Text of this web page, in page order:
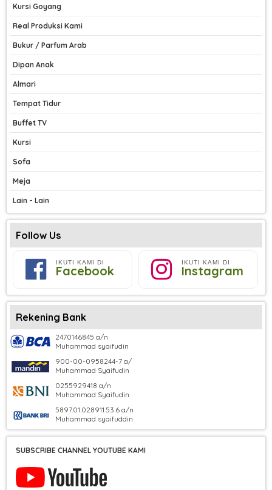
Kursi Goyang
Real Produksi Kami
Bukur / Parfum Arab
Dipan Anak
Almari
Tempat Tidur
Buffet TV
Kursi
Sofa
Meja
Lain - Lain
Follow Us
IKUTI KAMI DI
Facebook
IKUTI KAMI DI
Instagram
Rekening Bank
2470146845 a/n
Muhammad syaifudin
900-00-0958244-7 a/
Muhammad Syaifudin
0255929418 a/n
Muhammad Syaifudin
5897.01.028911.53.6 a/n
Muhammad syaifuddin
SUBSCRIBE CHANNEL YOUTUBE KAMI